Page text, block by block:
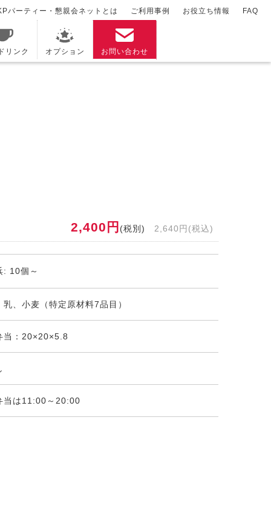
リンク オプション お問い合わせ
パーティー・懇親会ネットとは ご利用事例 お役立ち情報 FAQ
2,400円 (税別) 2,640円(税込)
: 10個～
乳、小麦（特定原材料7品目）
当：20×20×5.8
当は11:00～20:00